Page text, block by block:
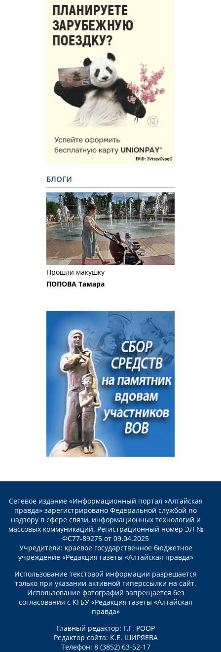
БЛОГИ
Прошли макушку
ПОПОВА Тамара
Сетевое издание «Информационный портал «Алтайская
правда» зарегистрировано Федеральной службой по
надзору в сфере связи, информационных технологий и
массовых коммуникаций. Регистрационный номер ЭЛ №
ФС77-89275 от 09.04.2025
Учредители: краевое государственное бюджетное
учреждение «Редакция газеты «Алтайская правда»
Использование текстовой информации разрешается
только при указании активной гиперссылки на сайт.
Использование фотографий запрещается без
согласования с КГБУ «Редакция газеты «Алтайская
правда»
Главный редактор: Г.Г. РООР
Редактор сайта: К.Е. ШИРЯЕВА
Телефон: 8 (3852) 63-52-17